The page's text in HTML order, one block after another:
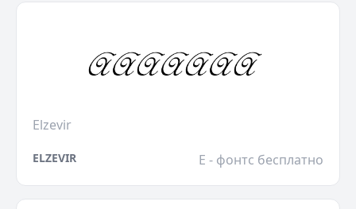
Elzevir
ELZEVIR E - фонтс бесплатно